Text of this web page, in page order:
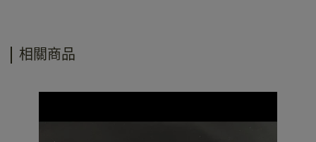
相關商品